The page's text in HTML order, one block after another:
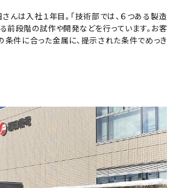
んは入社１年目。「技術部では、６つある製造
前段階の試作や開発などを行っています。お客
条件に合った金属に、提示された条件でめっき